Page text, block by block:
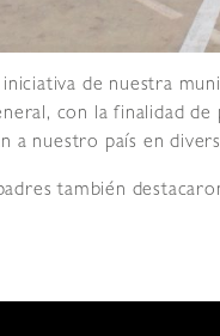
de nuestra
con la finalidad
a nuestro país en
también